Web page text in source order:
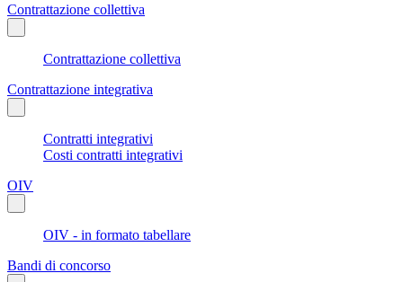
Contrattazione collettiva
Contrattazione collettiva
Contrattazione integrativa
Contratti integrativi
Costi contratti integrativi
OIV
OIV - in formato tabellare
Bandi di concorso